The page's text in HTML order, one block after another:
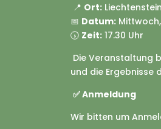
📍 Ort:
📅 Datum:
🕠 Zeit:17.30 Uhr
Die Veranstaltung
und die Ergebnisse
✅Anmeldung
Wir bitten um